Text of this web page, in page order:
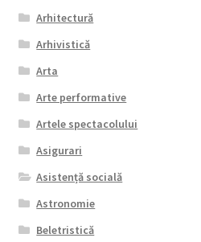
Arhitectură
Arhivistică
Arta
Arte performative
Artele spectacolului
Asigurari
Asistență socială
Astronomie
Beletristică